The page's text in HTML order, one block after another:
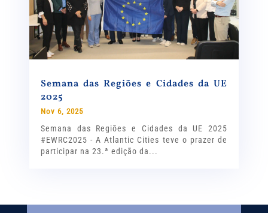
Semana das Regiões e Cidades da UE
2025
Nov 6, 2025
Semana das Regiões e Cidades da UE 2025
#EWRC2025 - A Atlantic Cities teve o prazer de
participar na 23.ª edição da...